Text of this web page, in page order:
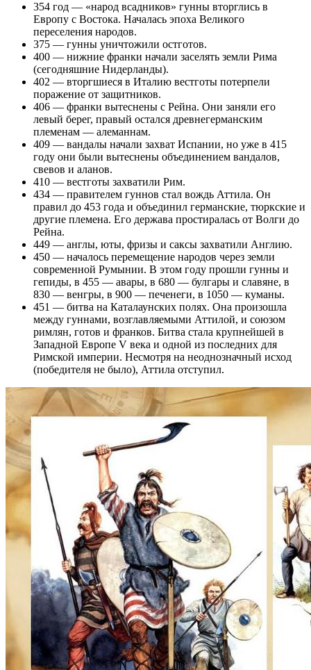
354 год — «народ всадников» гунны вторглись в
Европу с Востока. Началась эпоха Великого
переселения народов.
375 — гунны уничтожили остготов.
400 — нижние франки начали заселять земли Рима
(сегодняшние Нидерланды).
402 — вторгшиеся в Италию вестготы потерпели
поражение от защитников.
406 — франки вытеснены с Рейна. Они заняли его
левый берег, правый остался древнегерманским
племенам — алеманнам.
409 — вандалы начали захват Испании, но уже в 415
году они были вытеснены объединением вандалов,
свевов и аланов.
410 — вестготы захватили Рим.
434 — правителем гуннов стал вождь Аттила. Он
правил до 453 года и объединил германские, тюркские и
другие племена. Его держава простиралась от Волги до
Рейна.
449 — англы, юты, фризы и саксы захватили Англию.
450 — началось перемещение народов через земли
современной Румынии. В этом году прошли гунны и
гепиды, в 455 — авары, в 680 — булгары и славяне, в
830 — венгры, в 900 — печенеги, в 1050 — куманы.
451 — битва на Каталаунских полях. Она произошла
между гуннами, возглавляемыми Аттилой, и союзом
римлян, готов и франков. Битва стала крупнейшей в
Западной Европе V века и одной из последних для
Римской империи. Несмотря на неоднозначный исход
(победителя не было), Аттила отступил.